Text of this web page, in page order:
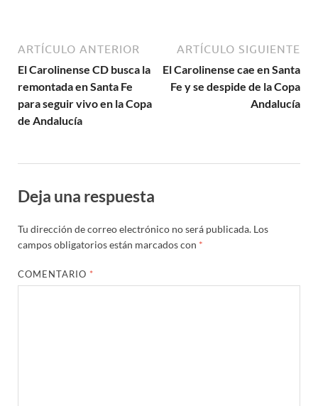
ARTÍCULO ANTERIOR
El Carolinense CD busca la
remontada en Santa Fe
para seguir vivo en la Copa
de Andalucía
ARTÍCULO SIGUIENTE
El Carolinense cae en Santa
Fe y se despide de la Copa
Andalucía
Deja una respuesta
Tu dirección de correo electrónico no será publicada. Los
campos obligatorios están marcados con *
COMENTARIO *